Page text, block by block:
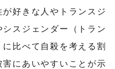
好きな人やトランスジ
スジェンダー（トラン
比べて自殺を考える割
にあいやすいことが示